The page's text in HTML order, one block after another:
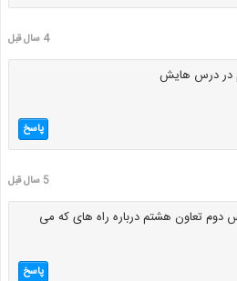
4 سال قبل
در درس هایش
پاسخ
5 سال قبل
تعاون هشتم درباره راه های که می
پاسخ